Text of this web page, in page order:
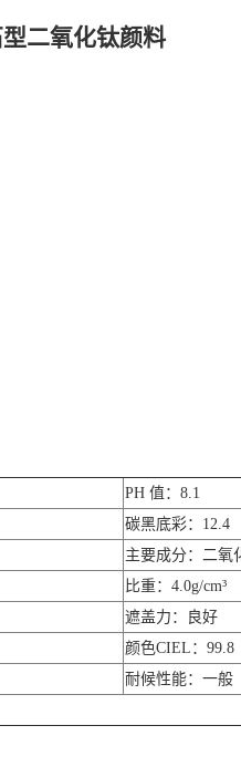
二氧化钛颜料
PH 值：8.1
碳黑底彩：12.4
主要成分：二氧
比重：4.0g/cm³
遮盖力：良好
颜色CIEL：99.8
耐候性能：一般